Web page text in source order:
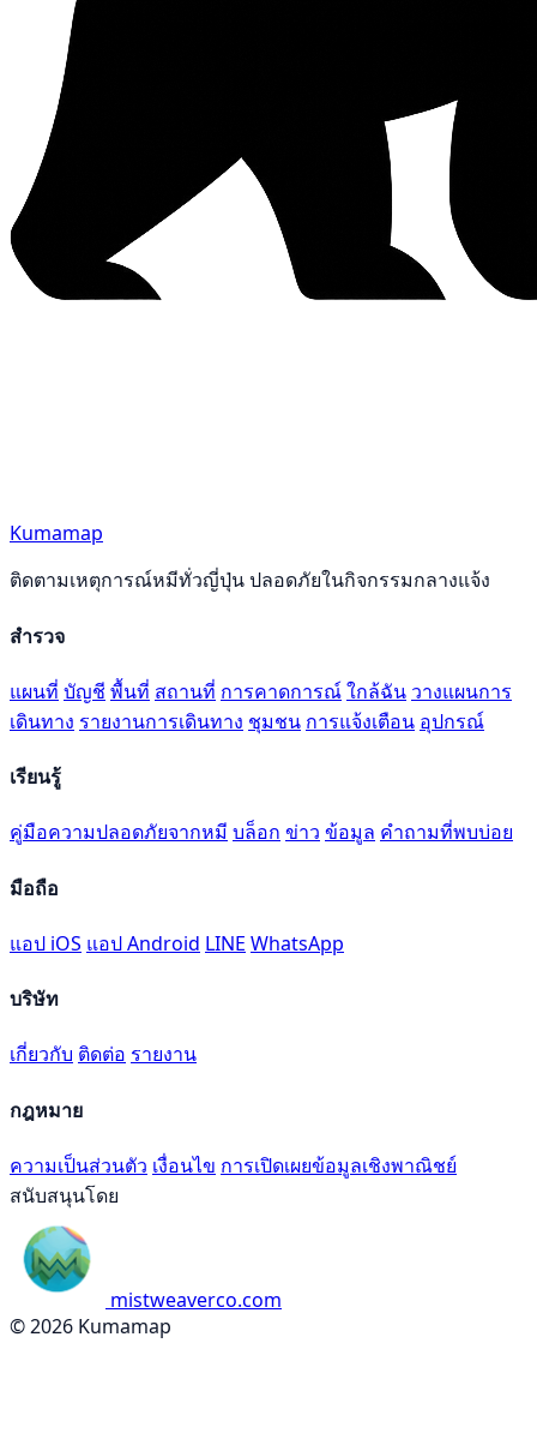
Kumamap
ติดตามเหตุการณ์หมีทั่วญี่ปุ่น ปลอดภัยในกิจกรรมกลางแจ้ง
สำรวจ
แผนที่ บัญชี พื้นที่ สถานที่ การคาดการณ์ใกล้ฉัน วางแผนการ
เดินทาง รายงานการเดินทาง ชุมชน การแจ้งเตือน อุปกรณ์
เรียนรู้
คู่มือความปลอดภัยจากหมี บล็อก ข่าว ข้อมูล คำถามที่พบบ่อย
มือถือ
แอป iOS แอป Android LINE WhatsApp
บริษัท
เกี่ยวกับ ติดต่อ รายงาน
กฎหมาย
ความเป็นส่วนตัว เงื่อนไข การเปิดเผยข้อมูลเชิงพาณิชย์
สนับสนุนโดย
mistweaverco.com
© 2026 Kumamap